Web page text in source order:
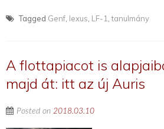
Tagged Genf lexus LF-1 ,tanulmány
A flottapiacot is
majd át: itt az új Auris
Posted on 2018.03.10